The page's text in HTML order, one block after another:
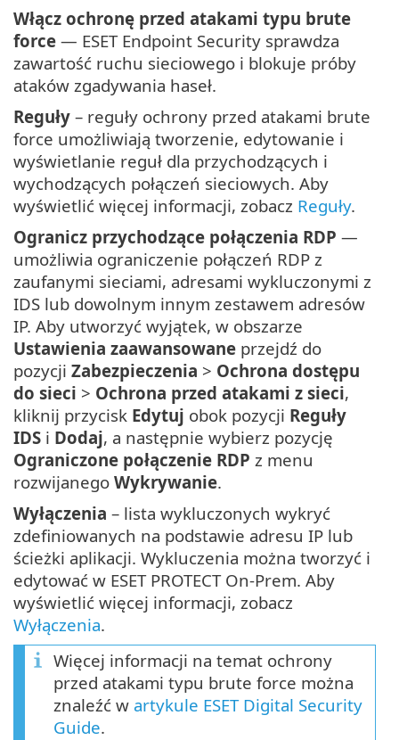
Włącz ochronę przed atakami typu brute
force — ESET Endpoint Security sprawdza
zawartość ruchu sieciowego i blokuje próby
ataków zgadywania haseł.
Reguły – reguły ochrony przed atakami brute
force umożliwiają tworzenie, edytowanie i
wyświetlanie reguł dla przychodzących i
wychodzących połączeń sieciowych. Aby
wyświetlić więcej informacji, zobacz Reguły.
Ogranicz przychodzące połączenia RDP —
umożliwia ograniczenie połączeń RDP z
zaufanymi sieciami, adresami wykluczonymi z
IDS lub dowolnym innym zestawem adresów
IP. Aby utworzyć wyjątek, w obszarze
Ustawienia zaawansowane przejdź do
pozycji Zabezpieczenia > Ochrona dostępu
do sieci > Ochrona przed atakami z sieci,
kliknij przycisk Edytuj obok pozycji Reguły
IDS i Dodaj, a następnie wybierz pozycję
Ograniczone połączenie RDP z menu
rozwijanego Wykrywanie.
Wyłączenia – lista wykluczonych wykryć
zdefiniowanych na podstawie adresu IP lub
ścieżki aplikacji. Wykluczenia można tworzyć i
edytować w ESET PROTECT On-Prem. Aby
wyświetlić więcej informacji, zobacz
Wyłączenia.
Więcej informacji na temat ochrony
przed atakami typu brute force można
znaleźć w artykule ESET Digital Security
Guide.